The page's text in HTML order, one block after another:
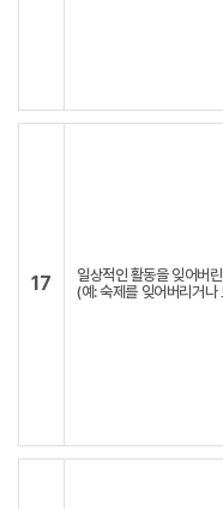
17
일상적인 활동을 잊어버
(예: 숙제를 잊어버리거나